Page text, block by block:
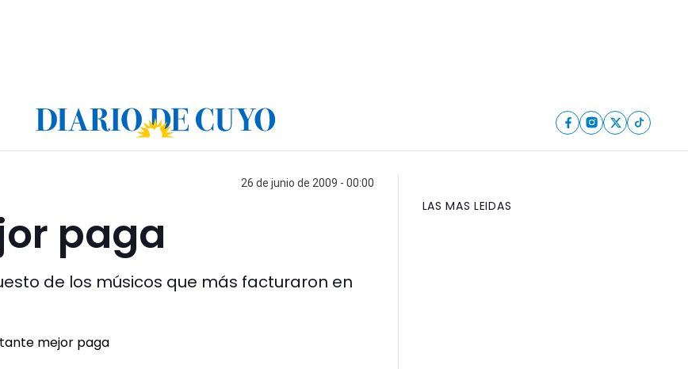
26 de junio de 2009 - 00:00
paga
de los músicos que más facturaron en
LAS MAS LEIDAS